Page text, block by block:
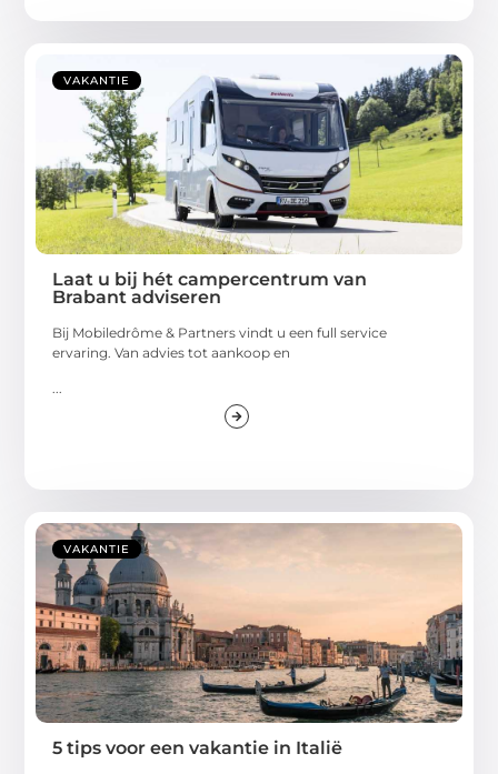
VAKANTIE
Laat u bij hét campercentrum van
Brabant adviseren
Bij Mobiledrôme & Partners vindt u een full service
ervaring. Van advies tot aankoop en
...
VAKANTIE
5 tips voor een vakantie in Italië